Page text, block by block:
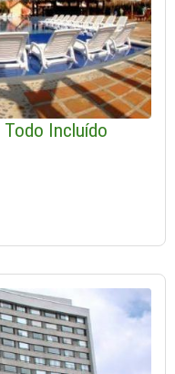
Incluído